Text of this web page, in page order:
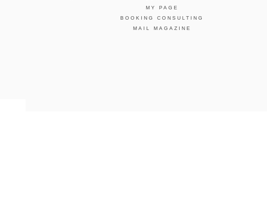
MY PAGE
BOOKING CONSULTING
MAIL MAGAZINE